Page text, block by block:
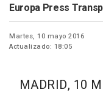
Europa Press
Martes, 10 mayo 2016
Actualizado: 18:05
MADRID, 10